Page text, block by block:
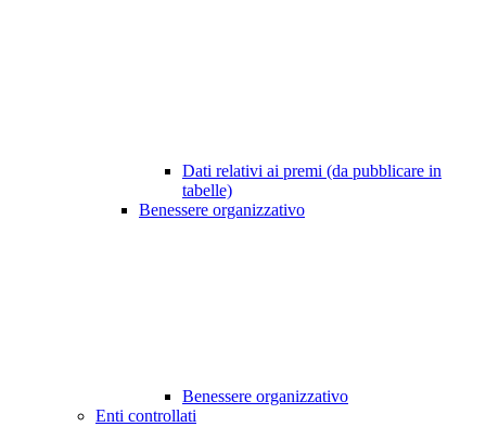
Dati relativi ai premi (da pubblicare in
tabelle)
Benessere organizzativo
Benessere organizzativo
Enti controllati